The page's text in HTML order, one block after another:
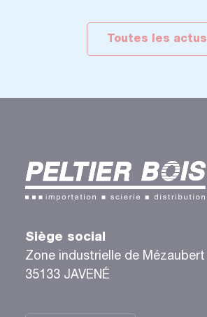
Toutes les actus
Siège social
Zone industrielle de Mézaubert
35133 JAVENÉ